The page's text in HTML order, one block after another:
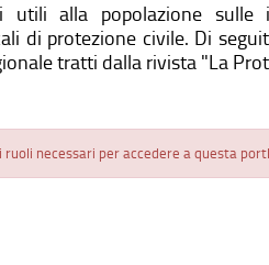
utili alla popolazione
di protezione civile. Di
tratti dalla rivista "La
ruoli necessari per accedere a questa